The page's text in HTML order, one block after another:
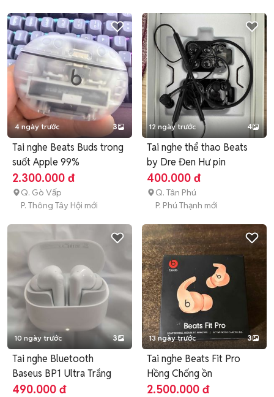
4 ngày trước 3
Tai nghe Beats Buds trong
suốt Apple 99%
2.300.000 đ
Q. Gò Vấp
P. Thông Tây Hội mới
12 ngày trước 4
Tai nghe thể thao Beats
by Dre Đen Hư pin
400.000 đ
Q. Tân Phú
P. Phú Thạnh mới
10 ngày trước 3
Tai nghe Bluetooth
Baseus BP1 Ultra Trắng
490.000 đ
13 ngày trước 3
Tai nghe Beats Fit Pro
Hồng Chống ồn
2.500.000 đ